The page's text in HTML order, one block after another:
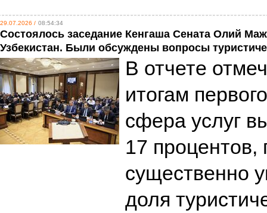
29.07.2026 / 08:54:34
Состоялось заседание Кенгаша Сената Олий
Узбекистан. Были обсуждены вопросы
В отчете
итогам
сфера услуг
17 процентов,
существенно
доля